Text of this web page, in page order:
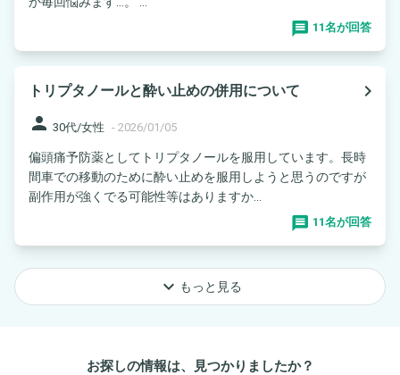
11名が回答
トリプタノールと酔い止めの併用について
navigate_next
person 30代/女性 - 2026/01/05
偏頭痛予防薬としてトリプタノールを服用しています。長時
間車での移動のために酔い止めを服用しようと思うのですが
副作用が強くでる可能性等はありますか...
11名が回答
keyboard_arrow_down もっと見る
お探しの情報は、見つかりましたか？